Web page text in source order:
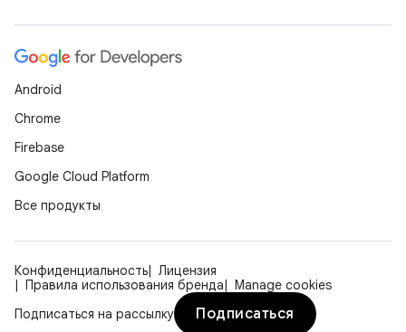
Android
Chrome
Firebase
Google Cloud Platform
Все продукты
Конфиденциальность
Лицензия
Правила использования бренда
Manage cookies
Подписаться на рассылку
Подписаться